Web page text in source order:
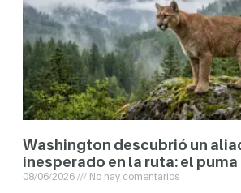
Washington descubrió un
inesperado en la ruta: el puma
08/06/2026 No hay comentarios